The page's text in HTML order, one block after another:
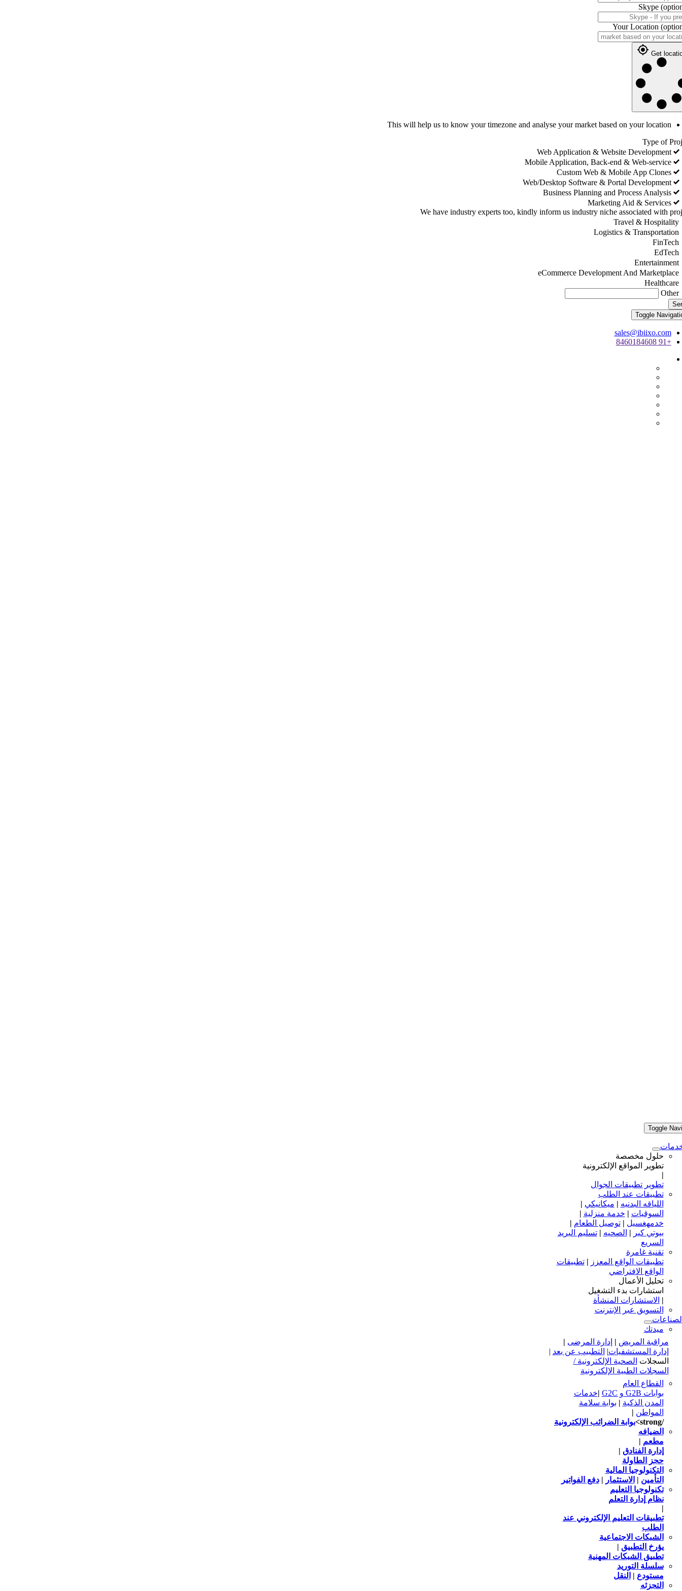
Skype
Your Location
Get
This will help us to know your timezone and analyse your market based on your location
Type of
Web Application & Website Development
Mobile Application, Back-end & Web-service
Custom Web & Mobile App Clones
Web/Desktop Software & Portal Development
Business Planning and Process Analysis
Marketing Aid & Services
We have industry experts too, kindly inform us industry niche associated with
Travel & Hospitality
Logistics & Transportation
FinTech
EdTech
Entertainment
eCommerce Development And Marketplace
Healthcare
Other
Toggle
sales@ibiixo.com
+91 8460184608
Toggle
حلول مخصصة
تطوير المواقع الإلكترونية
|
تطوير تطبيقات الجوال
تطبيقات عند الطلب
اللياقه البدنيه | ميكانيكي |
السوقيات | خدمة منزلية |
خدمهغسيل |توصيل الطعام |
بيوتي كير | الصحيه |تسليم البريد
السريع
تقنية غامرة
تطبيقات الواقع المعزز |تطبيقات
الواقع الافتراضي
تحليل الأعمال
استشارات بدء التشغيل
| الاستشارات المنشأة
التسويق عبر الإنترنت
ميدتك
مراقبة المريض | إدارة المرضى |
إدارة المستشفيات| التطبيب عن بعد |
السجلات الصحية الإلكترونية /
السجلات الطبية الإلكترونية
القطاع العام
بوابات G2B و G2C
|خدمات
المدن الذكية | بوابة سلامة
المواطن |
/strong>
بوابة الضرائب الإلكترونية
الضيافه
مطعم |
إدارة الفنادق |
حجز الطاولة
التكنولوجيا المالية
التأمين | الاستثمار |دفع الفواتير
تكنولوجيا التعليم
نظام إدارة التعلم
|
تطبيقات التعليم الإلكتروني عند
الطلب
الشبكات الاجتماعية
يؤرخ التطبيق |
تطبيق الشبكات المهنية
سلسلة التوريد
مستودع | النقل
التجزئه